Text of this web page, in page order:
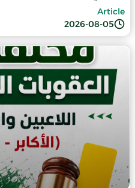
2026-08-05
Article